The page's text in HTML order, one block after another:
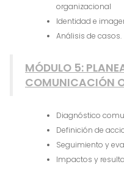
organizacional
Identidad e
Análisis de casos.
MÓDULO 5:
COMUNICACIÓN
Diagnóstico
Definición de
Seguimiento y
Impactos y